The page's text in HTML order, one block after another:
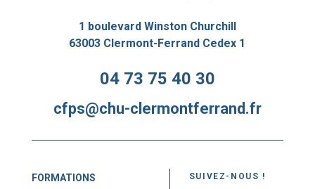
1 boulevard Winston Churchill
63003 Clermont-Ferrand Cedex 1
04 73 75 40 30
cfps@chu-clermontferrand.fr
FORMATIONS
SUIVEZ-NOUS !